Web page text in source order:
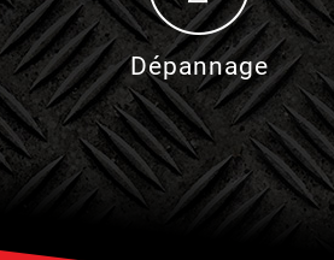
Dépannage